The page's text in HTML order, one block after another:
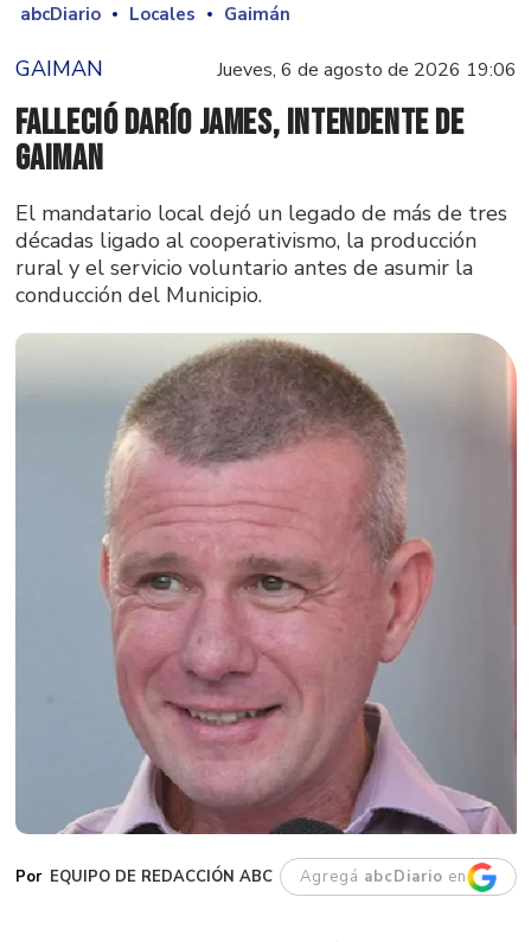
abcDiario Locales Gaimán
GAIMAN Jueves, 6 de agosto de 2026 19:06
Falleció Darío James, intendente de
Gaiman
El mandatario local dejó un legado de más de tres
décadas ligado al cooperativismo, la producción
rural y el servicio voluntario antes de asumir la
conducción del Municipio.
EQUIPO DE REDACCIÓN ABC Agregá abcDiario en